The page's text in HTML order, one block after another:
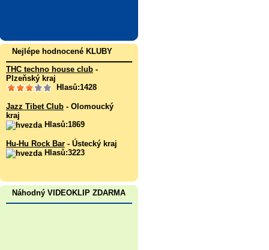
Nejlépe hodnocené KLUBY
THC techno house club -
Plzeňský kraj
Hlasů:1428
Jazz Tibet Club - Olomoucký
kraj
Hlasů:1869
Hu-Hu Rock Bar - Ústecký kraj
Hlasů:3223
Náhodný VIDEOKLIP ZDARMA